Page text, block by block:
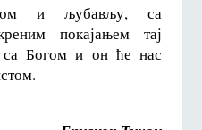
и љубављу, са
покајањем тај
Богом и он ће нас